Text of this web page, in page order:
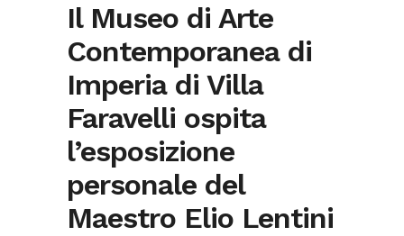
Il Museo di Arte
Contemporanea di
Imperia di Villa
Faravelli ospita
l’esposizione
personale del
Maestro Elio Lentini